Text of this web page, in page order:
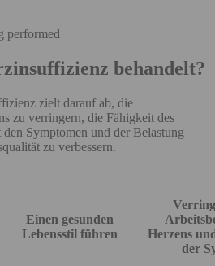
behandelt?
zielt darauf ab, die
zu verringern, die Fähigkeit des
den Symptomen und der Belastung
zu verbessern.
Einen gesunden
Lebensstil führen
Herzens
der